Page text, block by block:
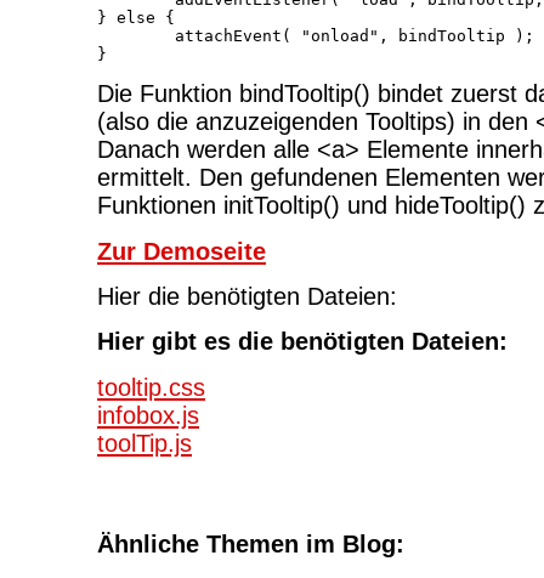
} else {
Die Funktion bindTooltip() bindet zuerst
(also die anzuzeigenden Tooltips) in den
Danach werden alle <a> Elemente
ermittelt. Den gefundenen Elementen
Funktionen initTooltip() und hideTooltip()
Zur Demoseite
Hier die benötigten Dateien:
Hier gibt es die benötigten Dateien:
tooltip.css
infobox.js
toolTip.js
Ähnliche Themen im Blog: